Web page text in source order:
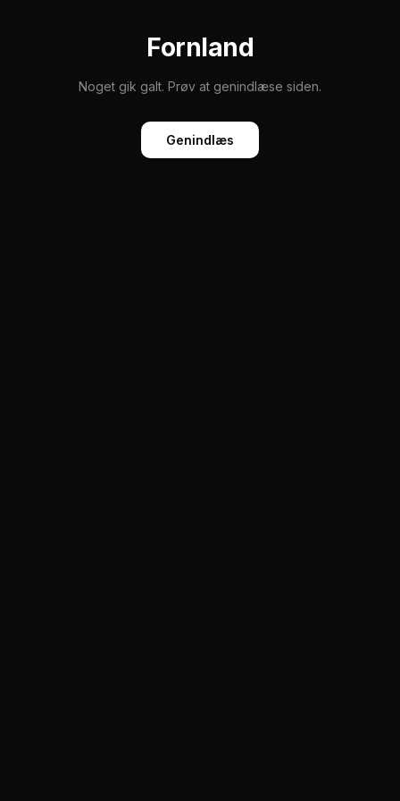
Fornland
Noget gik galt. Prøv at genindlæse siden.
Genindlæs